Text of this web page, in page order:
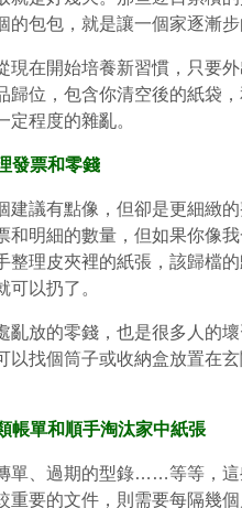
的包包，就是讓一個家逐漸步
現在開始培養新習慣，只要
歸位，包含你清空後的紙袋
定程度的雜亂。
發票和零錢
建議有點像，但卻是更細緻
和明細的數量，但如果你像
整理皮夾裡的紙張，該歸檔
可以扔了。
亂放的零錢，也是很多人的
以找個筒子或收納盒放置在
帳單和順手淘汰家中紙張
單、過期的型錄……等等，
重要的文件，則需要每隔幾